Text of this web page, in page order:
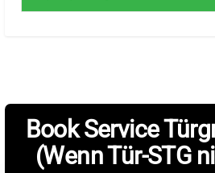
Book Service
(Wenn Tür-STG